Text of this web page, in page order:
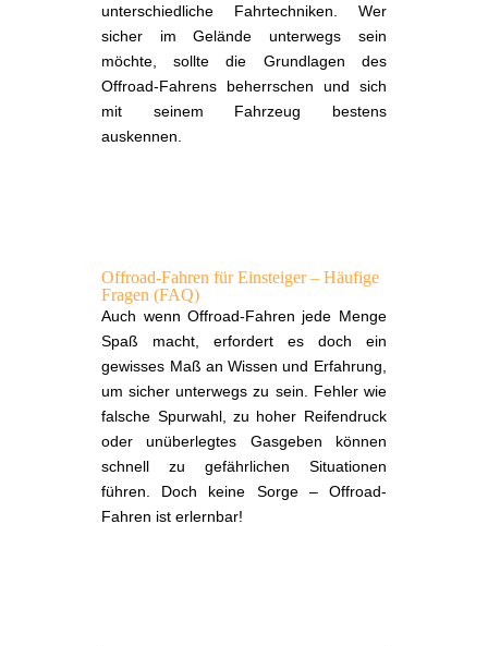
unterschiedliche Fahrtechniken. Wer
sicher im Gelände unterwegs sein
möchte, sollte die Grundlagen des
Offroad-Fahrens beherrschen und sich
mit seinem Fahrzeug bestens
auskennen.
Offroad-Fahren für Einsteiger – Häufige
Fragen (FAQ)
Auch wenn Offroad-Fahren jede Menge
Spaß macht, erfordert es doch ein
gewisses Maß an Wissen und Erfahrung,
um sicher unterwegs zu sein. Fehler wie
falsche Spurwahl, zu hoher Reifendruck
oder unüberlegtes Gasgeben können
schnell zu gefährlichen Situationen
führen. Doch keine Sorge – Offroad-
Fahren ist erlernbar!